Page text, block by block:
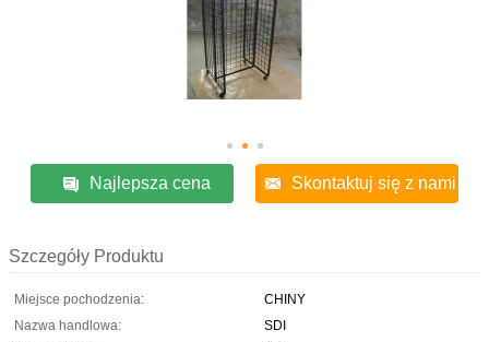
Najlepsza cena Skontaktuj się z nami
Szczegóły Produktu
Miejsce pochodzenia:
CHINY
Nazwa handlowa:
SDI